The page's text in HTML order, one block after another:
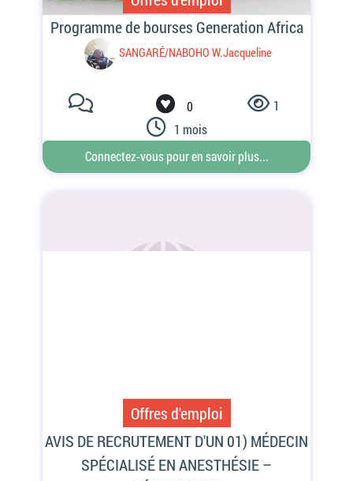
0
1
1 mois
Connectez-vous pour en savoir plus...
Offres d'emploi